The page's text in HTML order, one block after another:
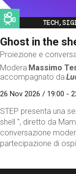
Image
Ghost in the
Proiezione e
Modera Massimo
accompagnato da
26 Nov 2026 / 19:00 -
STEP presenta una
shell ", diretto da
conversazione
partecipazione di